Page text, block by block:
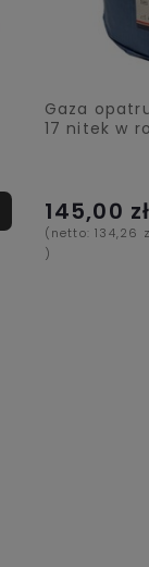
Gaza
17 nitek w
145,00 zł
(netto:134,26
)